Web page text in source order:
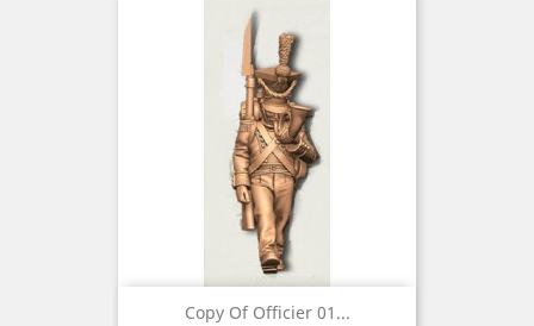
Copy Of Officier 01...